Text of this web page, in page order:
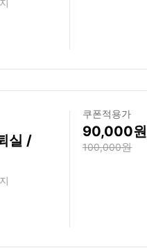
실 /
쿠폰적용가
90,000
100,000